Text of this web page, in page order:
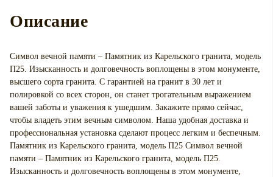
Описание
Символ вечной памяти – Памятник из Карельского гранита, модель
П25. Изысканность и долговечность воплощены в этом монументе,
высшего сорта гранита. С гарантией на гранит в 30 лет и
полировкой со всех сторон, он станет трогательным выражением
вашей заботы и уважения к ушедшим. Закажите прямо сейчас,
чтобы владеть этим вечным символом. Наша удобная доставка и
профессиональная установка сделают процесс легким и беспечным.
Памятник из Карельского гранита, модель П25 Символ вечной
памяти – Памятник из Карельского гранита, модель П25.
Изысканность и долговечность воплощены в этом монументе,